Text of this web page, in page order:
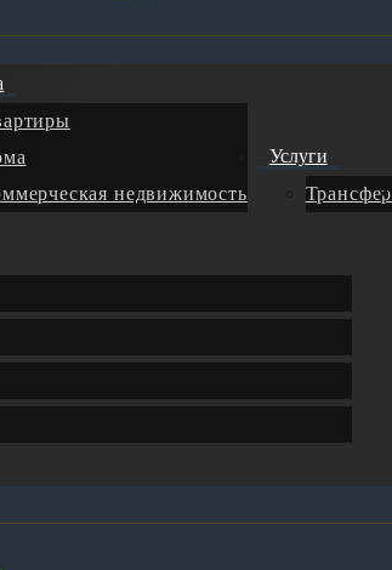
недвижимость
Услуги
Трансфер